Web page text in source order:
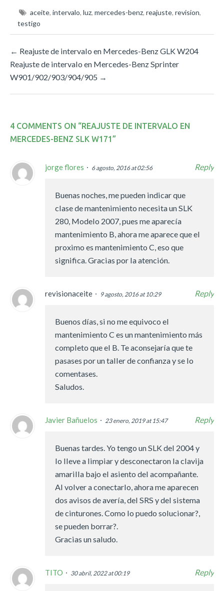
aceite, intervalo, luz, mercedes-benz, reajuste, revision,
testigo
← Reajuste de intervalo en Mercedes-Benz GLK W204
Reajuste de intervalo en Mercedes-Benz Sprinter
W901/902/903/904/905 →
4 COMMENTS ON “REAJUSTE DE INTERVALO EN
MERCEDES-BENZ SLK W171”
jorge flores 6 agosto, 2016 at 02:56 Reply
Buenas noches, me pueden indicar que
clase de mantenimiento necesita un SLK
280, Modelo 2007, pues me aparecía
mantenimiento B, ahora me aparece que el
proximo es mantenimiento C, eso que
significa. Gracias por la atención.
revisionaceite 9 agosto, 2016 at 10:29 Reply
Buenos días, si no me equivoco el
mantenimiento C es un mantenimiento más
completo que el B. Te aconsejaría que te
pasases por un taller de confianza y se lo
comentases.
Saludos.
Javier Bañuelos 23 enero, 2019 at 15:47 Reply
Buenas tardes. Yo tengo un SLK del 2004 y
lo lleve a limpiar y desconectaron la clavija
amarilla bajo el asiento del acompañante.
Al volver a conectarlo, ahora me aparecen
dos avisos de avería, del SRS y del sistema
de cinturones. Como lo puedo solucionar?,
se pueden borrar?.
Gracias un saludo.
TITO 30 abril, 2022 at 00:19 Reply